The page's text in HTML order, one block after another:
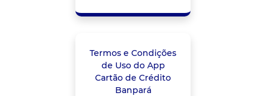
Termos e Condições
de Uso do App
Cartão de Crédito
Banpará